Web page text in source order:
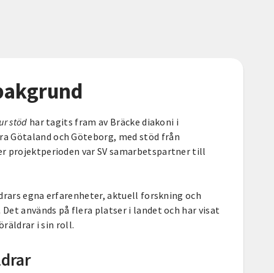
stöd har tagits fram av Bräcke diakoni i
Götaland och Göteborg, med stöd från
projektperioden var SV samarbetspartner till
egna erfarenheter, aktuell forskning och
Det används på flera platser i landet och har visat
i sin roll.